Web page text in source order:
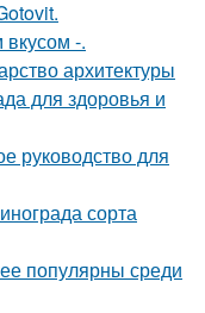
вкусом -.
архитектуры
для здоровья и
руководство для
сорта
популярны среди